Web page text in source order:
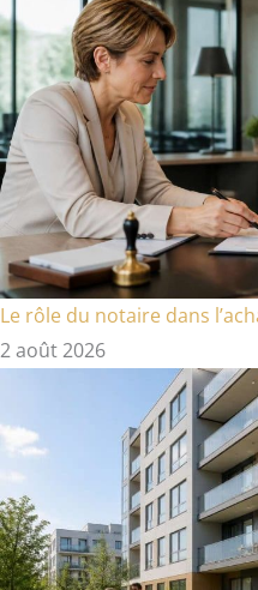
Le rôle du notaire dans
2 août 2026